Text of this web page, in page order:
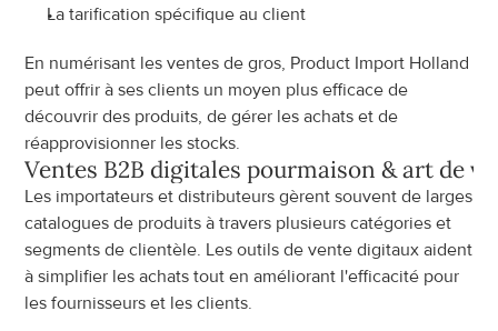
La tarification spécifique au client
En numérisant les ventes de gros, Product Import Holland
peut offrir à ses clients un moyen plus efficace de
découvrir des produits, de gérer les achats et de
réapprovisionner les stocks.
Ventes B2B digitales pourmaison & art de
Les importateurs et distributeurs gèrent souvent de larges
catalogues de produits à travers plusieurs catégories et
segments de clientèle. Les outils de vente digitaux aident
à simplifier les achats tout en améliorant l'efficacité pour
les fournisseurs et les clients.